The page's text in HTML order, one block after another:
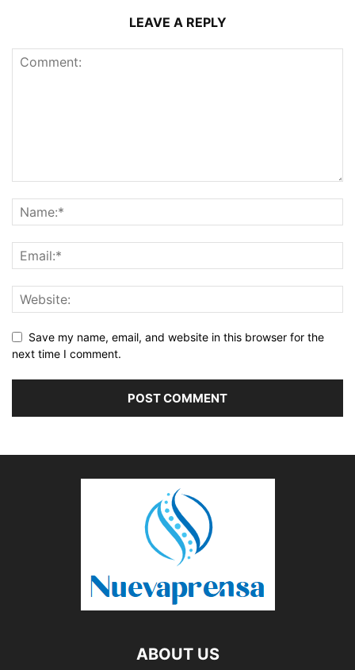
LEAVE A REPLY
Save my name, email, and website in this browser for the
next time I comment.
ABOUT US